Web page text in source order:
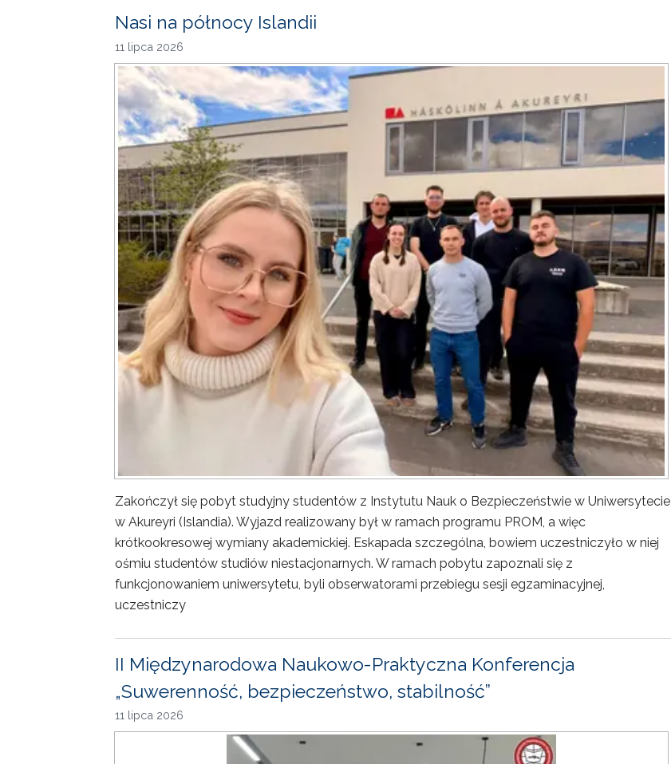
Nasi na północy Islandii
11 lipca 2026
Zakończył się pobyt studyjny studentów z Instytutu Nauk o Bezpieczeństwie w Uniwersytecie
w Akureyri (Islandia). Wyjazd realizowany był w ramach programu PROM, a więc
krótkookresowej wymiany akademickiej. Eskapada szczególna, bowiem uczestniczyło w niej
ośmiu studentów studiów niestacjonarnych. W ramach pobytu zapoznali się z
funkcjonowaniem uniwersytetu, byli obserwatorami przebiegu sesji egzaminacyjnej,
uczestniczy
II Międzynarodowa Naukowo-Praktyczna Konferencja
„Suwerenność, bezpieczeństwo, stabilność”
11 lipca 2026